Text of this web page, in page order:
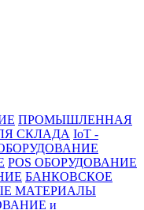
ПРОМЫШЛЕННАЯ
СКЛАДА IoT -
POS ОБОРУДОВАНИЕ
БАНКОВСКОЕ
МАТЕРИАЛЫ
и